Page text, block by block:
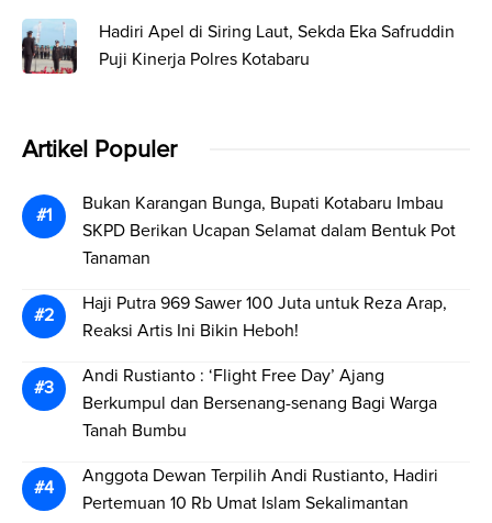
Hadiri Apel di Siring Laut, Sekda Eka Safruddin
Puji Kinerja Polres Kotabaru
Artikel Populer
Bukan Karangan Bunga, Bupati Kotabaru Imbau
SKPD Berikan Ucapan Selamat dalam Bentuk Pot
Tanaman
Haji Putra 969 Sawer 100 Juta untuk Reza Arap,
Reaksi Artis Ini Bikin Heboh!
Andi Rustianto : ‘Flight Free Day’ Ajang
Berkumpul dan Bersenang-senang Bagi Warga
Tanah Bumbu
Anggota Dewan Terpilih Andi Rustianto, Hadiri
Pertemuan 10 Rb Umat Islam Sekalimantan